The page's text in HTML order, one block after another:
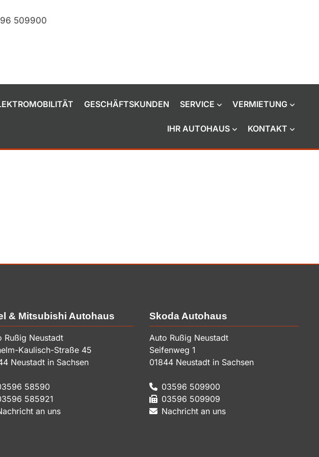
509900
GESCHÄFTSKUNDEN SERVICE VERMIETUNG
IHR AUTOHAUS KONTAKT
& Mitsubishi Autohaus
Rußig Neustadt
Kaulisch-Straße 45
Neustadt in Sachsen
58590
585921
an uns
Skoda Autohaus
Auto Rußig Neustadt
Seifenweg 1
01844 Neustadt in Sachsen
03596 509900
03596 509909
Nachricht an uns